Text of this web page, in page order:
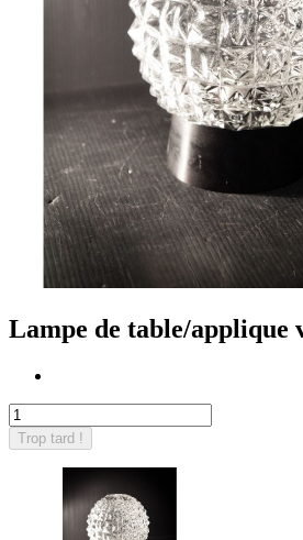
Lampe de table/applique
Trop tard !